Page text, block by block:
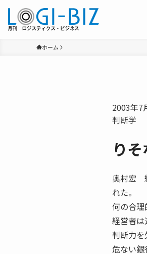
ホーム
2003年7
判断学
り
奥村宏
れた。
何の合理
経営者は
判断力を
危ない